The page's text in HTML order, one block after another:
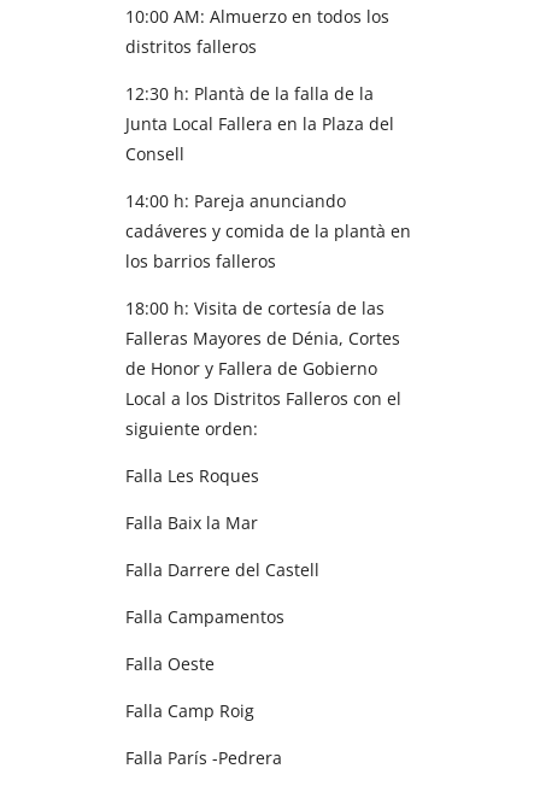
10:00 AM: Almuerzo en todos los
distritos falleros
12:30 h: Plantà de la falla de la
Junta Local Fallera en la Plaza del
Consell
14:00 h: Pareja anunciando
cadáveres y comida de la plantà en
los barrios falleros
18:00 h: Visita de cortesía de las
Falleras Mayores de Dénia, Cortes
de Honor y Fallera de Gobierno
Local a los Distritos Falleros con el
siguiente orden:
Falla Les Roques
Falla Baix la Mar
Falla Darrere del Castell
Falla Campamentos
Falla Oeste
Falla Camp Roig
Falla París -Pedrera